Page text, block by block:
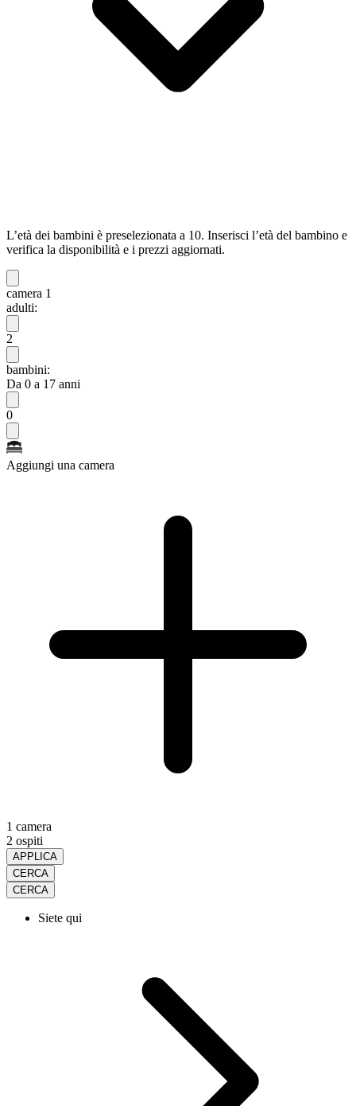
L’età dei bambini è preselezionata a 10. Inserisci l’età del bambino e
verifica la disponibilità e i prezzi aggiornati.
camera 1
adulti:
2
bambini:
Da 0 a 17 anni
0
Aggiungi una camera
1 camera
2 ospiti
APPLICA
CERCA
CERCA
Siete qui